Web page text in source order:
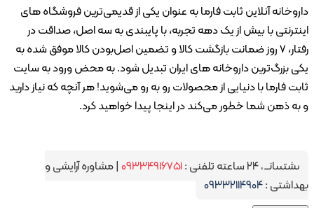
آنلاین ثابت فارما به عنوان یکی از قدیمی‌ترین فروشگاه های
با بیش از یک دهه تجربه، با پایبندی به سه اصل، صداقت در
رفتار، ۷ روز ضمانت بازگشت کالا و تضمین اصل‌بودن کالا موفق شده به
داروخانه های ایران تبدیل شود. به محض ورود به سایت
فارما با دنیایی از محصولات رو به رو می‌شوید! هر آنچه که نیاز دارید
ذهن شما خطور می‌کند در اینجا پیدا خواهید کرد.
۲۴ ساعته تلفنی : ۰۹۳۳۴۹۱۶۷۵۱|مشاوره آرایشی و
:۰۹۳۳۲۱۱۴۹۰۴